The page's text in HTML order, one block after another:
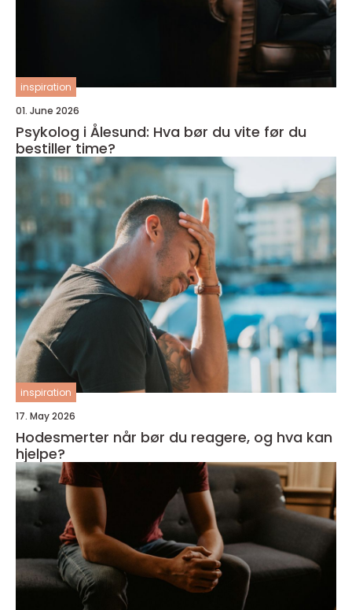
inspiration
01. June 2026
Psykolog i Ålesund: Hva bør du vite før du
bestiller time?
inspiration
17. May 2026
Hodesmerter når bør du reagere, og hva kan
hjelpe?